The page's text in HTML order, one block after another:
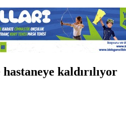
kaldırılıyor